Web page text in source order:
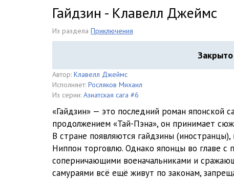
Гайдзин - Клавелл Джеймс
Из раздела Приключения
Автор: Клавелл Джеймс
Исполняет: Росляков Михаил
Из серии: Азиатская сага #6
«Гайдзин» — это последний роман японской
продолжением «Тай-Пэна», он принимает
В стране появляются гайдзины
Ниппон торговлю. Однако японцы во главе
соперничающими военачальниками и
самураями всё ещё живут по законам,